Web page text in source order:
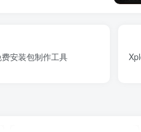
安装包制作工具